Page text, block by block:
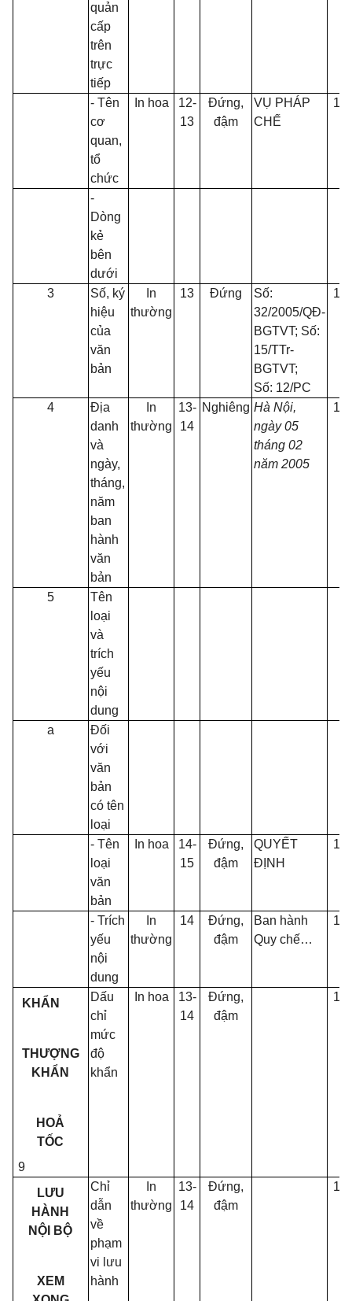
quản
cấp
trên
trực
tiếp
- Tên
cơ
quan,
tổ
chức
In hoa
12-
13
Đứng,
đậm
VỤ PHÁP
CHẾ
13
-
Dòng
kẻ
bên
dưới
3
Số, ký
hiệu
của
văn
bản
In
thường
13 Đứng
Số:
32/2005/QĐ-
BGTVT; Số:
15/TTr-
BGTVT;
Số: 12/PC
13
4
Địa
danh
và
ngày,
tháng,
năm
ban
hành
văn
bản
In
thường
13-
14
Nghiêng Hà Nội,
ngày 05
tháng 02
năm 2005
13
5
Tên
loại
và
trích
yếu
nội
dung
a
Đối
với
văn
bản
có tên
loại
- Tên
loại
văn
bản
In hoa
14-
15
Đứng,
đậm
QUYẾT
ĐỊNH
14
- Trích
yếu
nội
dung
In
thường
14
Đứng,
đậm
Ban hành
Quy chế…
14
KHẨN
THƯỢNG
KHẨN
HOẢ
TỐC
9
Dấu
chỉ
mức
độ
khẩn
In hoa
13-
14
Đứng,
đậm
13
LƯU
HÀNH
NỘI BỘ
XEM
Chỉ
dẫn
về
phạm
vi lưu
hành
In
thường
13-
14
Đứng,
đậm
13